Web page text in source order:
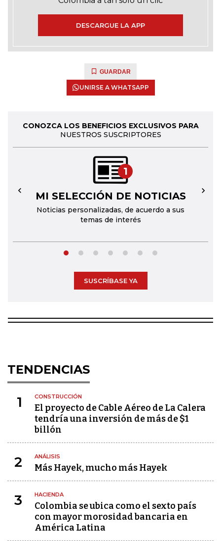
DESCARGUE LA APP
GUARDAR
UNIRSE A WHATSAPP
CONOZCA LOS BENEFICIOS EXCLUSIVOS PARA
NUESTROS SUSCRIPTORES
1
MI SELECCIÓN DE NOTICIAS
Noticias personalizadas, de acuerdo a sus
temas de interés
← →
SUSCRÍBASE YA
TENDENCIAS
1 CONSTRUCCIÓN
El proyecto de Cable Aéreo de La Calera
tendría una inversión de más de $1
billón
2 ANÁLISIS
Más Hayek, mucho más Hayek
3 HACIENDA
Colombia se ubica como el sexto país
con mayor morosidad bancaria en
América Latina